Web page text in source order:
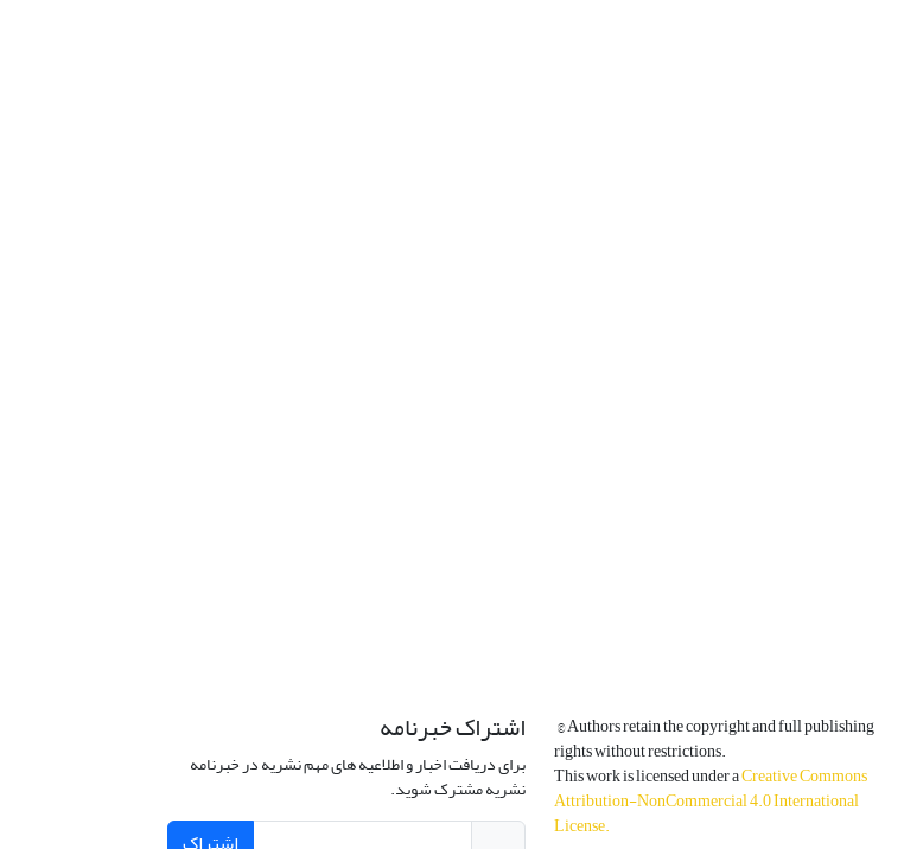
© Authors retain the copyright and full publishing
rights without restrictions.
This work is licensed under aCreative Commons
Attribution-NonCommercial 4.0 International
License.
اشتراک خبرنامه
برای دریافت اخبار و اطلاعیه های مهم نشریه در خبرنامه
نشریه مشترک شوید.